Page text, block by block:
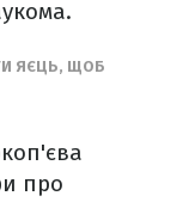
ЯЄЦЬ, ЩОБ
про